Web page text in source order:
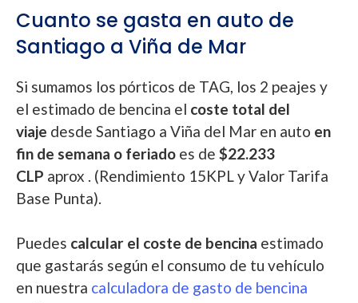
Cuanto se gasta en auto de
Santiago a Viña de Mar
Si sumamos los pórticos de TAG, los 2 peajes y
el estimado de bencina el coste total del
viaje desde Santiago a Viña del Mar en auto en
fin de semana o feriado es de $22.233
CLP aprox . (Rendimiento 15KPL y Valor Tarifa
Base Punta).
Puedes calcular el coste de bencina estimado
que gastarás según el consumo de tu vehículo
en nuestra calculadora de gasto de bencina